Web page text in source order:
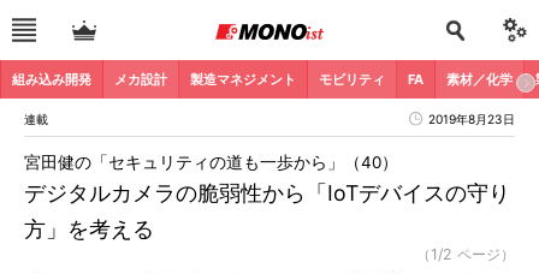
組み込み開発 メカ設計 製造マネジメント モビリティ FA 素材／化学
連載 2019年8月23日
デジタルカメラの脆弱性から「IoTデバイスの守り
方」を考える
宮田健の「セキュリティの道も一歩から」（40）
（1/2 ページ）